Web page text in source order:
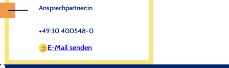
Ansprechpartner:in
+49 30 400548-0
E-Mail senden